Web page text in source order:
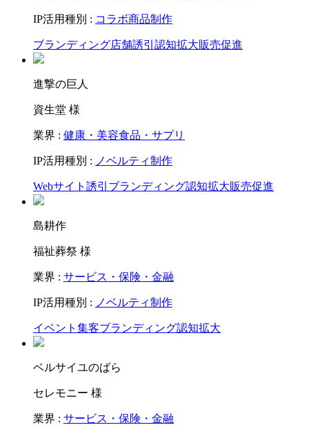
IP活用種別 : コラボ商品制作
ブランディング店舗誘引 認知拡大販売促進
進撃の巨人
資生堂 様
業界 : 健康・美容食品・サプリ
IP活用種別 : ノベルティ制作
Webサイト誘引 ブランディング認知拡大販売促進
島耕作
福祉葬祭 様
業界 : サービス・保険・金融
IP活用種別 : ノベルティ制作
イベント集客ブランディング認知拡大
ベルサイユのばら
セレモニー 様
業界 : サービス・保険・金融